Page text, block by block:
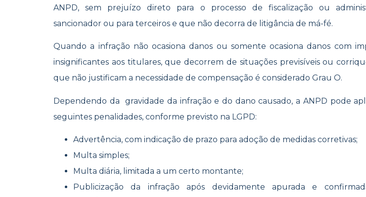
ANPD, sem prejuízo direto para o processo de fiscalização ou
sancionador ou para terceiros e que não decorra de litigância de má-fé.
Quando a infração não ocasiona danos ou somente ocasiona danos com
insignificantes aos titulares, que decorrem de situações previsíveis ou
que não justificam a necessidade de compensação é considerado Grau O.
Dependendo da gravidade da infração e do dano causado, a ANPD pode
seguintes penalidades, conforme previsto na LGPD:
Advertência, com indicação de prazo para adoção de medidas corretivas;
Multa simples;
Multa diária, limitada a um certo montante;
Publicização da infração após devidamente apurada e